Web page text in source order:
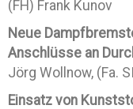
(FH) Frank Kunov
Neue
Anschlüsse an
Jörg Wollnow, (Fa.
Einsatz von